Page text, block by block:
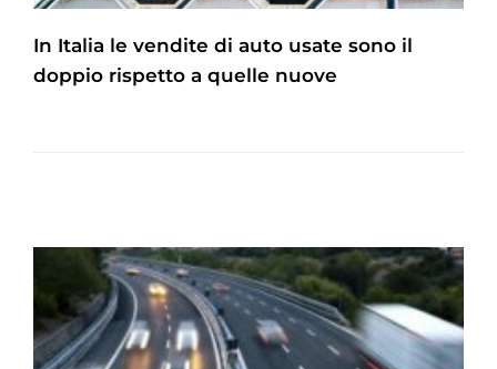
In Italia le vendite di auto usate sono il
doppio rispetto a quelle nuove